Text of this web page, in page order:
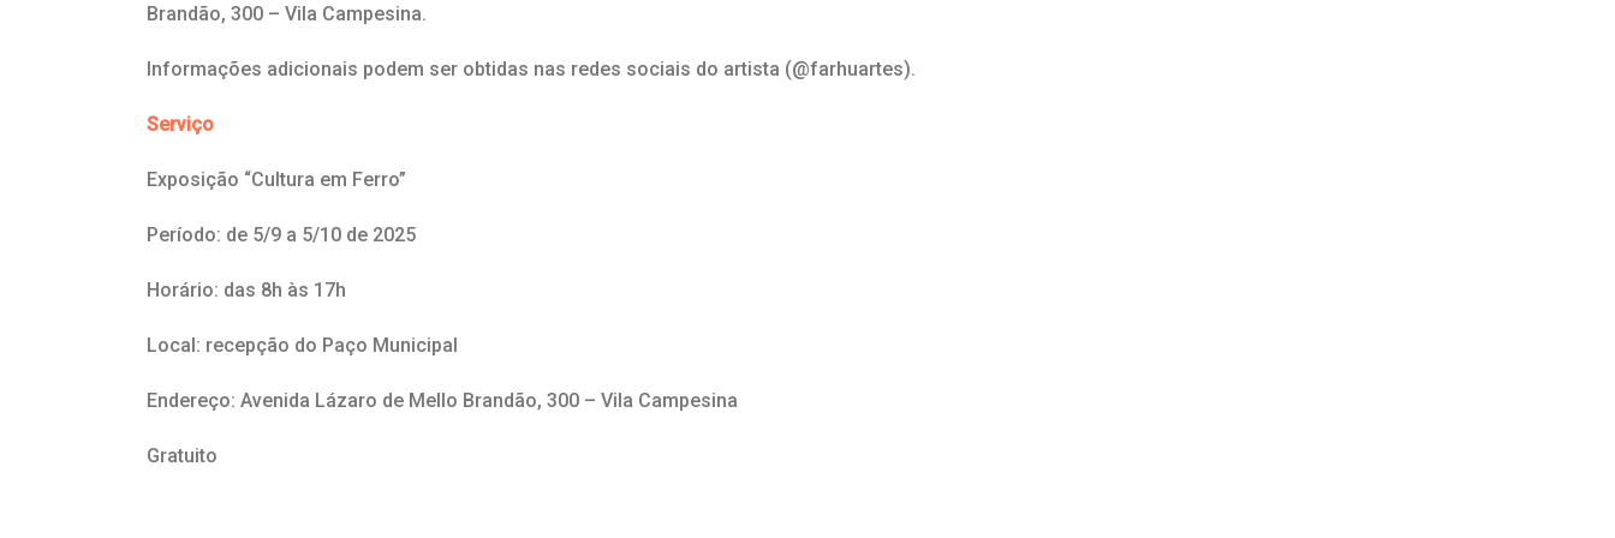
Brandão, 300 – Vila Campesina.
Informações adicionais podem ser obtidas nas redes sociais do artista (@farhuartes).
Serviço
Exposição “Cultura em Ferro”
Período: de 5/9 a 5/10 de 2025
Horário: das 8h às 17h
Local: recepção do Paço Municipal
Endereço: Avenida Lázaro de Mello Brandão, 300 – Vila Campesina
Gratuito